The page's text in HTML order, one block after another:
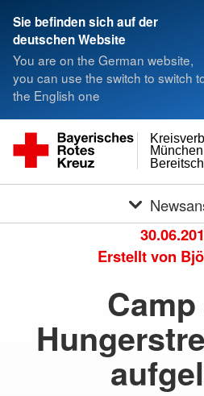
Sie befinden sich auf der
deutschen Website
You are on the German website,
you can use the switch to switch
the English one
München
Erstellt von